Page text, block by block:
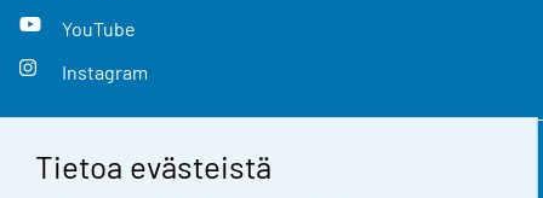
Tietoa evästeistä
YouTube
Instagram
Yhteystiedot